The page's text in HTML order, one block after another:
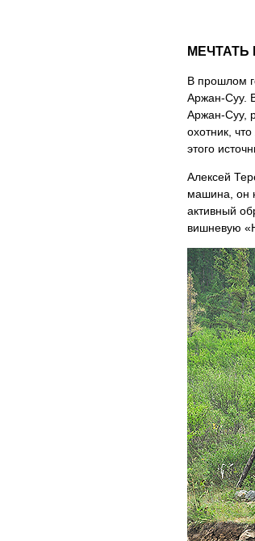
МЕЧТАТЬ
В прошлом
Аржан-Суу.
Аржан-Суу,
охотник,
этого
Алексей
машина, он
активный
вишневую